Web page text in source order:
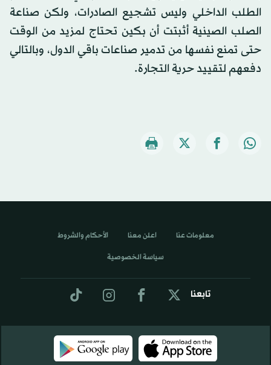
الطلب الداخلي وليس تشجيع الصادرات، ولكن صناعة
الصلب الصينية أثبتت أن بكين تحتاج لمزيد من الوقت
حتى تمنع نفسها من تدمير صناعات باقي الدول، وبالتالي
دفعهم لتقييد حرية التجارة.
تابعنا
معلومات عنا اعلن معنا الأحكام والشروط
سياسة الخصوصية